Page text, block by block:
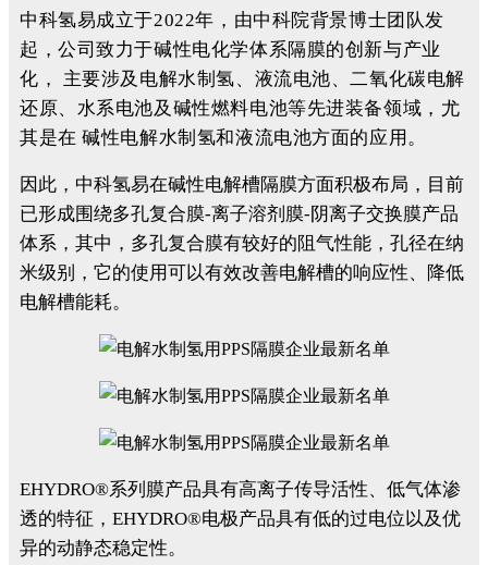
中科氢易成立于2022年，由中科院背景博士团队发
起，公司致力于碱性电化学体系隔膜的创新与产业
化， 主要涉及电解水制氢、液流电池、二氧化碳电解
还原、水系电池及碱性燃料电池等先进装备领域，尤
其是在 碱性电解水制氢和液流电池方面的应用。
因此，中科氢易在碱性电解槽隔膜方面积极布局，目前
已形成围绕多孔复合膜-离子溶剂膜-阴离子交换膜产品
体系，其中，多孔复合膜有较好的阻气性能，孔径在纳
米级别，它的使用可以有效改善电解槽的响应性、降低
电解槽能耗。
EHYDRO®系列膜产品具有高离子传导活性、低气体渗
透的特征，EHYDRO®电极产品具有低的过电位以及优
异的动静态稳定性。